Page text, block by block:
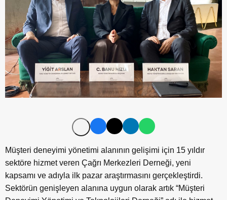
Müşteri deneyimi yönetimi alanının gelişimi için 15 yıldır
sektöre hizmet veren Çağrı Merkezleri Derneği, yeni
kapsamı ve adıyla ilk pazar araştırmasını gerçekleştirdi.
Sektörün genişleyen alanına uygun olarak artık “Müşteri